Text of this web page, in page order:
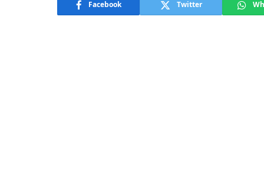
Facebook Twitter